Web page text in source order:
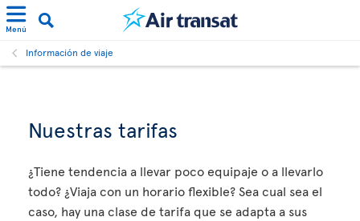
Menú
Información de viaje
Nuestras tarifas
¿Tiene tendencia a llevar poco equipaje o a llevarlo
todo? ¿Viaja con un horario flexible? Sea cual sea el
caso, hay una clase de tarifa que se adapta a sus